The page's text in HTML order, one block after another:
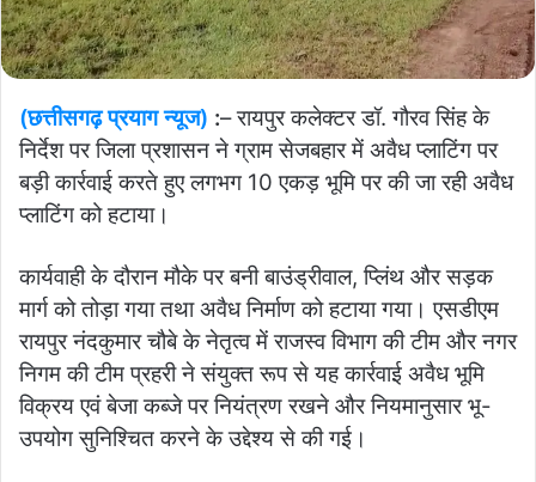
(छत्तीसगढ़ प्रयाग न्यूज) :– रायपुर कलेक्टर डॉ. गौरव सिंह के
निर्देश पर जिला प्रशासन ने ग्राम सेजबहार में अवैध प्लाटिंग पर
बड़ी कार्रवाई करते हुए लगभग 10 एकड़ भूमि पर की जा रही अवैध
प्लाटिंग को हटाया।
कार्यवाही के दौरान मौके पर बनी बाउंड्रीवाल, प्लिंथ और सड़क
मार्ग को तोड़ा गया तथा अवैध निर्माण को हटाया गया। एसडीएम
रायपुर नंदकुमार चौबे के नेतृत्व में राजस्व विभाग की टीम और नगर
निगम की टीम प्रहरी ने संयुक्त रूप से यह कार्रवाई अवैध भूमि
विक्रय एवं बेजा कब्जे पर नियंत्रण रखने और नियमानुसार भू-
उपयोग सुनिश्चित करने के उद्देश्य से की गई।